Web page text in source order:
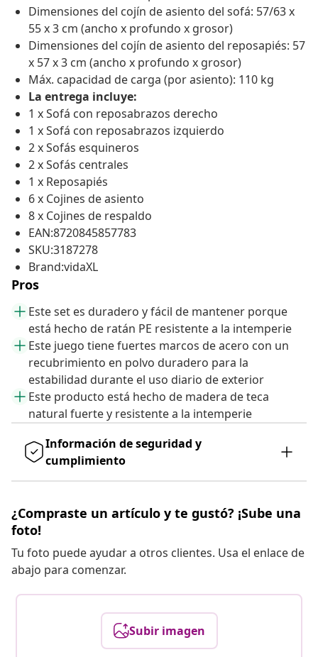
Dimensiones del cojín de asiento del sofá: 57/63 x
55 x 3 cm (ancho x profundo x grosor)
Dimensiones del cojín de asiento del reposapiés: 57
x 57 x 3 cm (ancho x profundo x grosor)
Máx. capacidad de carga (por asiento): 110 kg
La entrega incluye:
1 x Sofá con reposabrazos derecho
1 x Sofá con reposabrazos izquierdo
2 x Sofás esquineros
2 x Sofás centrales
1 x Reposapiés
6 x Cojines de asiento
8 x Cojines de respaldo
EAN:8720845857783
SKU:3187278
Brand:vidaXL
Pros
Este set es duradero y fácil de mantener porque
está hecho de ratán PE resistente a la intemperie
Este juego tiene fuertes marcos de acero con un
recubrimiento en polvo duradero para la
estabilidad durante el uso diario de exterior
Este producto está hecho de madera de teca
natural fuerte y resistente a la intemperie
Información de seguridad y
cumplimiento
¿Compraste un artículo y te gustó? ¡Sube una
foto!
Tu foto puede ayudar a otros clientes. Usa el enlace de
abajo para comenzar.
Subir imagen